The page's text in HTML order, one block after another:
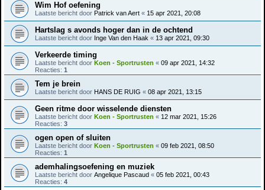
Wim Hof oefening
Laatste bericht door Patrick van Aert « 15 apr 2021, 20:08
Hartslag s avonds hoger dan in de ochtend
Laatste bericht door Inge Van den Haak « 13 apr 2021, 09:30
Verkeerde timing
Laatste bericht door Koen - Sportrusten « 09 apr 2021, 14:32
Reacties: 1
Tem je brein
Laatste bericht door HANS DE RUIG « 08 apr 2021, 13:15
Geen ritme door wisselende diensten
Laatste bericht door Koen - Sportrusten « 12 mar 2021, 15:26
Reacties: 3
ogen open of sluiten
Laatste bericht door Koen - Sportrusten « 09 feb 2021, 08:50
Reacties: 1
ademhalingsoefening en muziek
Laatste bericht door Angelique Pascaud « 05 feb 2021, 00:43
Reacties: 4